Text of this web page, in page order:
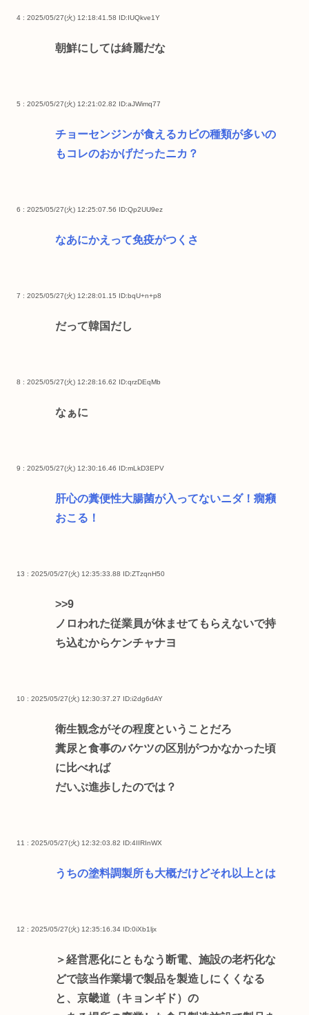
4 : 2025/05/27(火) 12:18:41.58 ID:IUQkve1Y
朝鮮にしては綺麗だな
5 : 2025/05/27(火) 12:21:02.82 ID:aJWimq77
チョーセンジンが食えるカビの種類が多いの
もコレのおかげだったニカ？
6 : 2025/05/27(火) 12:25:07.56 ID:Qp2UU9ez
なあにかえって免疫がつくさ
7 : 2025/05/27(火) 12:28:01.15 ID:bqU+n+p8
だって韓国だし
8 : 2025/05/27(火) 12:28:16.62 ID:qrzDEqMb
なぁに
9 : 2025/05/27(火) 12:30:16.46 ID:mLkD3EPV
肝心の糞便性大腸菌が入ってないニダ！癇癪
おこる！
13 : 2025/05/27(火) 12:35:33.88 ID:ZTzqnH50
>>9
ノロわれた従業員が休ませてもらえないで持
ち込むからケンチャナヨ
10 : 2025/05/27(火) 12:30:37.27 ID:i2dg6dAY
衛生観念がその程度ということだろ
糞尿と食事のバケツの区別がつかなかった頃
に比べれば
だいぶ進歩したのでは？
11 : 2025/05/27(火) 12:32:03.82 ID:4IIRInWX
うちの塗料調製所も大概だけどそれ以上とは
12 : 2025/05/27(火) 12:35:16.34 ID:0iXb1ljx
＞経営悪化にともなう断電、施設の老朽化な
どで該当作業場で製品を製造しにくくなる
と、京畿道（キョンギド）の